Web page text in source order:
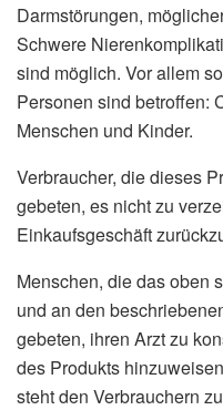
Darmstörungen,
Schwere
sind möglich. Vor allem
Personen sind betroffen:
Menschen und Kinder.
Verbraucher, die dieses
gebeten, es nicht zu
Einkaufsgeschäft
Menschen, die das oben
und an den
gebeten, ihren Arzt zu
des Produkts
steht den Verbrauchern